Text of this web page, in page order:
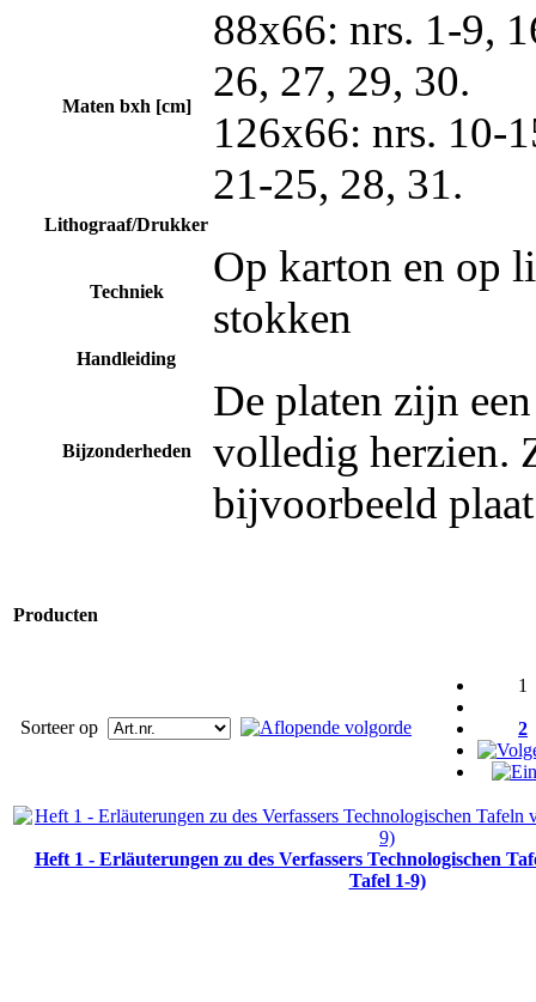
Maten bxh [cm]
88x66: nrs. 1-9,
26, 27, 29, 30.
126x66: nrs. 10-
21-25, 28, 31.
Lithograaf/Drukker
Techniek
Op karton en op
stokken
Handleiding
Bijzonderheden
De platen zijn
volledig herzien.
bijvoorbeeld
Producten
Sorteer op
1
2
Heft 1 - Erläuterungen zu des Verfassers Technologischen
Tafel 1-9)